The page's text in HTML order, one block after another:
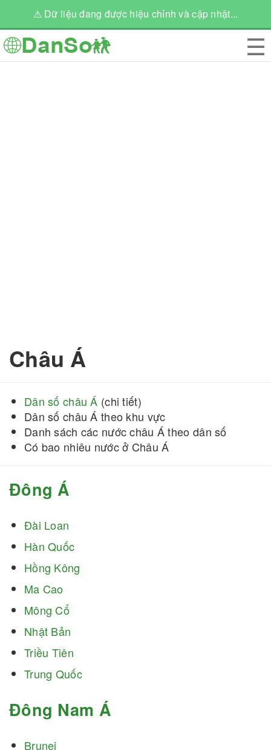
⚠ Dữ liệu đang được hiệu chỉnh và cập nhật...
☰
Châu Á
Dân số châu Á (chi tiết)
Dân số châu Á theo khu vực
Danh sách các nước châu Á theo dân số
Có bao nhiêu nước ở Châu Á
Đông Á
Đài Loan
Hàn Quốc
Hồng Kông
Ma Cao
Mông Cổ
Nhật Bản
Triều Tiên
Trung Quốc
Đông Nam Á
Brunei